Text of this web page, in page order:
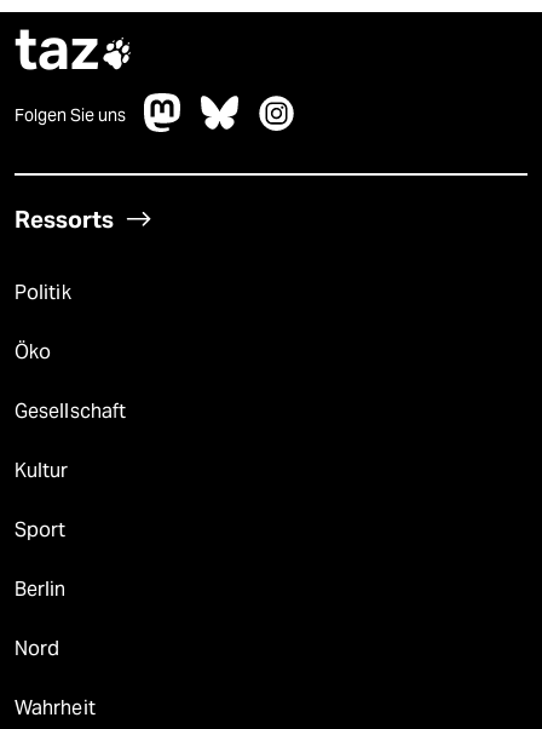
taz
Folgen Sie uns
Ressorts
Politik
Öko
Gesellschaft
Kultur
Sport
Berlin
Nord
Wahrheit